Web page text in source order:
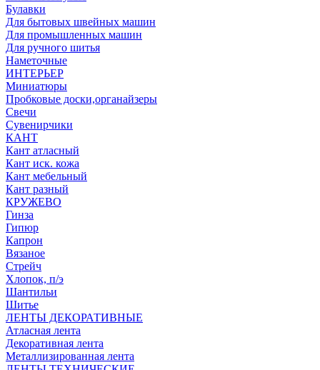
Булавки
Для бытовых швейных машин
Для промышленных машин
Для ручного шитья
Наметочные
ИНТЕРЬЕР
Миниатюры
Пробковые доски,органайзеры
Свечи
Сувенирчики
КАНТ
Кант атласный
Кант иск. кожа
Кант мебельный
Кант разный
КРУЖЕВО
Гинза
Гипюр
Капрон
Вязаное
Стрейч
Хлопок, п/э
Шантильи
Шитье
ЛЕНТЫ ДЕКОРАТИВНЫЕ
Атласная лента
Декоративная лента
Металлизированная лента